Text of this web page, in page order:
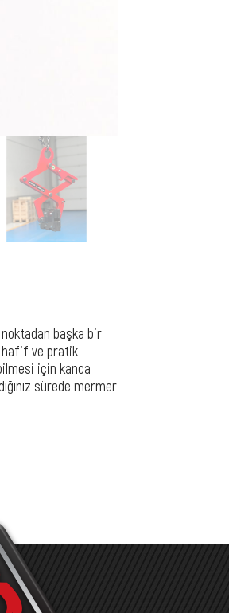
başka bir
hafif ve pratik
için kanca
sürede mermer